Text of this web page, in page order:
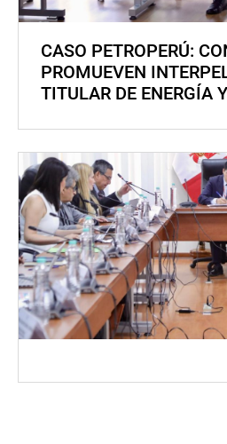
CASO PETROPERÚ:
PROMUEVEN
TITULAR DE ENERGÍA